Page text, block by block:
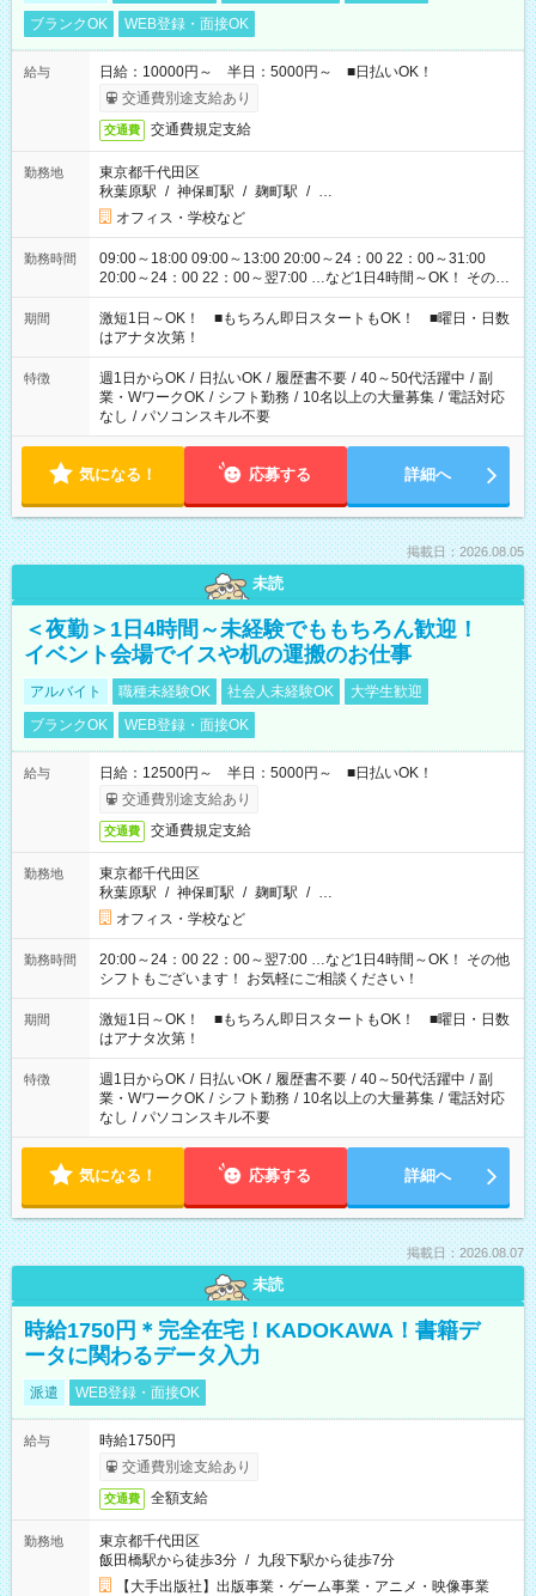
ブランクOK
WEB登録・面接OK
給与
日給：10000円～ 半日：5000円～ ■日払いOK！
交通費別途支給あり
交通費 交通費規定支給
勤務地
東京都千代田区
秋葉原駅 / 神保町駅 / 麹町駅 / …
オフィス・学校など
勤務時間
09:00～18:00 09:00～13:00 20:00～24：00 22：00～31:00
20:00～24：00 22：00～翌7:00 …など1日4時間～OK！ その他
シフトもございます！ お気軽にご相談ください！
期間
激短1日～OK！ ■もちろん即日スタートもOK！ ■曜日・日数
はアナタ次第！
特徴 週1日からOK / 日払いOK / 履歴書不要 / 40～50代活躍中 / 副
業・WワークOK / シフト勤務 / 10名以上の大量募集 / 電話対応
なし / パソコンスキル不要
気になる！ 応募する 詳細へ
掲載日：2026.08.05
未読
＜夜勤＞1日4時間～未経験でももちろん歓迎！
イベント会場でイスや机の運搬のお仕事
アルバイト 職種未経験OK 社会人未経験OK
大学生歓迎
ブランクOK
WEB登録・面接OK
給与
日給：12500円～ 半日：5000円～ ■日払いOK！
交通費別途支給あり
交通費 交通費規定支給
勤務地
東京都千代田区
秋葉原駅 / 神保町駅 / 麹町駅 / …
オフィス・学校など
勤務時間
20:00～24：00 22：00～翌7:00 …など1日4時間～OK！ その他
シフトもございます！ お気軽にご相談ください！
期間
激短1日～OK！ ■もちろん即日スタートもOK！ ■曜日・日数
はアナタ次第！
特徴 週1日からOK / 日払いOK / 履歴書不要 / 40～50代活躍中 / 副
業・WワークOK / シフト勤務 / 10名以上の大量募集 / 電話対応
なし / パソコンスキル不要
気になる！ 応募する 詳細へ
掲載日：2026.08.07
未読
時給1750円＊完全在宅！KADOKAWA！書籍デ
ータに関わるデータ入力
派遣 WEB登録・面接OK
給与
時給1750円
交通費別途支給あり
交通費 全額支給
勤務地
東京都千代田区
飯田橋駅から徒歩3分 / 九段下駅から徒歩7分
【大手出版社】出版事業・ゲーム事業・アニメ・映像事業